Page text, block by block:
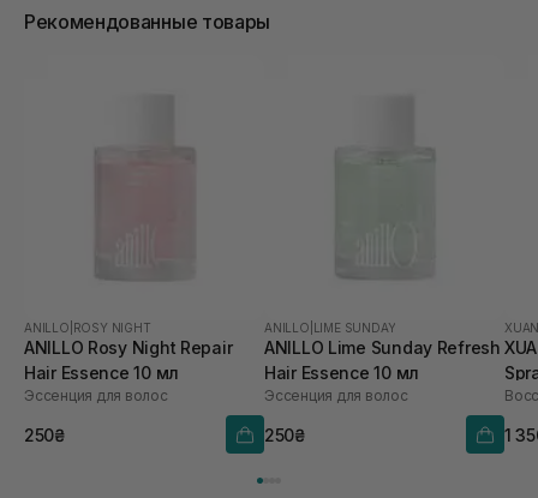
Рекомендованные товары
ANILLO ROSY NIGHT
ANILLO Rosy Night Repair
Hair Essence 10 мл
Эссенция для волос
250₴
ANILLO LIME SUNDAY
ANILLO Lime Sunday Refresh
Hair Essence 10 мл
Эссенция для волос
250₴ 1